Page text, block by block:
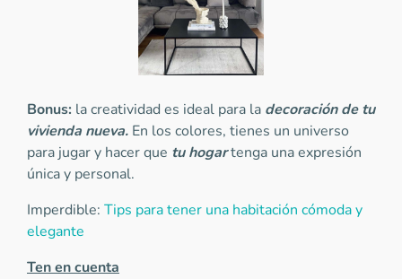
Bonus: la creatividad es ideal para la decoración de tu
vivienda nueva. En los colores, tienes un universo
para jugar y hacer que tu hogartenga una expresión
única y personal.
Imperdible: Tips para tener una habitación cómoda y
elegante
Ten en cuenta